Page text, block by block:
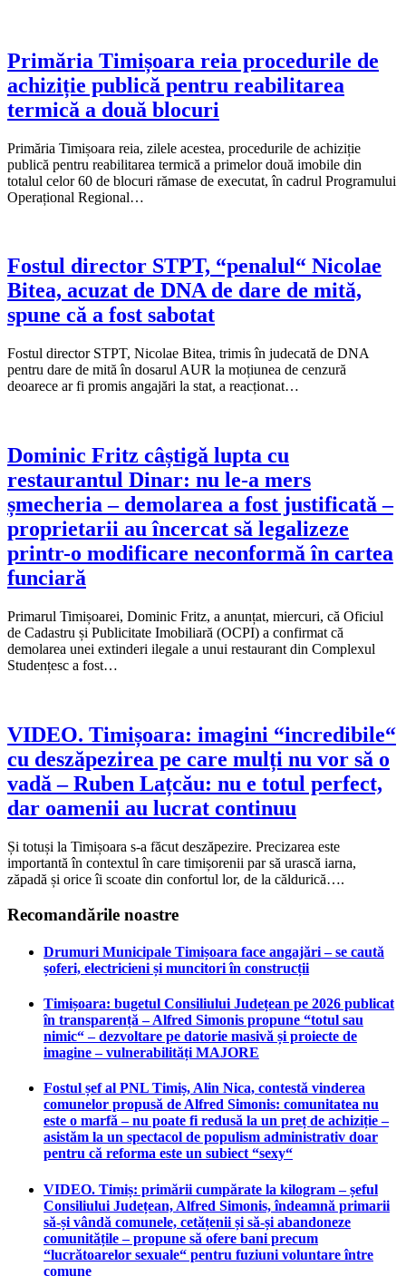
Primăria Timișoara reia procedurile de
achiziție publică pentru reabilitarea
termică a două blocuri
Primăria Timișoara reia, zilele acestea, procedurile de achiziție
publică pentru reabilitarea termică a primelor două imobile din
totalul celor 60 de blocuri rămase de executat, în cadrul Programului
Operațional Regional…
Fostul director STPT, “penalul“ Nicolae
Bitea, acuzat de DNA de dare de mită,
spune că a fost sabotat
Fostul director STPT, Nicolae Bitea, trimis în judecată de DNA
pentru dare de mită în dosarul AUR la moțiunea de cenzură
deoarece ar fi promis angajări la stat, a reacționat…
Dominic Fritz câștigă lupta cu
restaurantul Dinar: nu le-a mers
șmecheria – demolarea a fost justificată –
proprietarii au încercat să legalizeze
printr-o modificare neconformă în cartea
funciară
Primarul Timișoarei, Dominic Fritz, a anunțat, miercuri, că Oficiul
de Cadastru și Publicitate Imobiliară (OCPI) a confirmat că
demolarea unei extinderi ilegale a unui restaurant din Complexul
Studențesc a fost…
VIDEO. Timișoara: imagini “incredibile“
cu deszăpezirea pe care mulți nu vor să o
vadă – Ruben Lațcău: nu e totul perfect,
dar oamenii au lucrat continuu
Și totuși la Timișoara s-a făcut deszăpezire. Precizarea este
importantă în contextul în care timișorenii par să urască iarna,
zăpadă și orice îi scoate din confortul lor, de la căldurică….
Recomandările noastre
Drumuri Municipale Timișoara face angajări – se caută
șoferi, electricieni și muncitori în construcții
Timișoara: bugetul Consiliului Județean pe 2026 publicat
în transparență – Alfred Simonis propune “totul sau
nimic“ – dezvoltare pe datorie masivă și proiecte de
imagine – vulnerabilități MAJORE
Fostul șef al PNL Timiș, Alin Nica, contestă vinderea
comunelor propusă de Alfred Simonis: comunitatea nu
este o marfă – nu poate fi redusă la un preț de achiziție –
asistăm la un spectacol de populism administrativ doar
pentru că reforma este un subiect “sexy“
VIDEO. Timiș: primării cumpărate la kilogram – șeful
Consiliului Județean, Alfred Simonis, îndeamnă primarii
să-și vândă comunele, cetățenii și să-și abandoneze
comunitățile – propune să ofere bani precum
“lucrătoarelor sexuale“ pentru fuziuni voluntare între
comune